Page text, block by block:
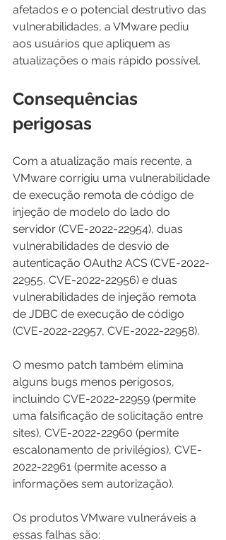
afetados e o potencial destrutivo das
vulnerabilidades, a VMware pediu
aos usuários que apliquem as
atualizações o mais rápido possível.
Consequências
perigosas
Com a atualização mais recente, a
VMware corrigiu uma vulnerabilidade
de execução remota de código de
injeção de modelo do lado do
servidor (CVE-2022-22954), duas
vulnerabilidades de desvio de
autenticação OAuth2 ACS (CVE-2022-
22955, CVE-2022-22956) e duas
vulnerabilidades de injeção remota
de JDBC de execução de código
(CVE-2022-22957, CVE-2022-22958).
O mesmo patch também elimina
alguns bugs menos perigosos,
incluindo CVE-2022-22959 (permite
uma falsificação de solicitação entre
sites), CVE-2022-22960 (permite
escalonamento de privilégios), CVE-
2022-22961 (permite acesso a
informações sem autorização).
Os produtos VMware vulneráveis ​​a
essas falhas são: